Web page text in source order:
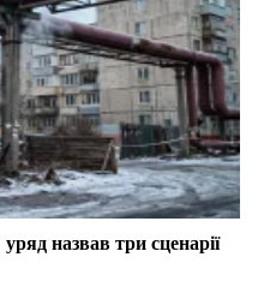
назвав три сценарії